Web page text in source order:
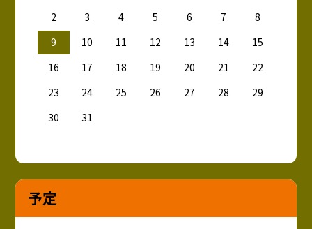
2
3 4 5 6 7
8
9
10 11 12 13 14
15
16
17 18 19 20 21
22
23
24 25 26 27 28
29
30
31
予定